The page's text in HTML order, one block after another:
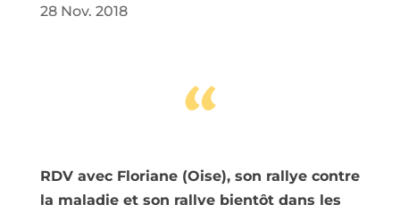
28 Nov. 2018
“
RDV avec Floriane (Oise), son rallye contre
la maladie et son rallye bientôt dans les